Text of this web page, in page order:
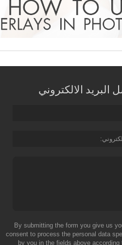
البريد الالكتروني
By submitting the form you give us
consent to process the personal data
by you in the fields above according